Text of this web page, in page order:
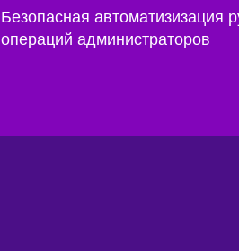
Безопасная автоматизизация
операций администраторов